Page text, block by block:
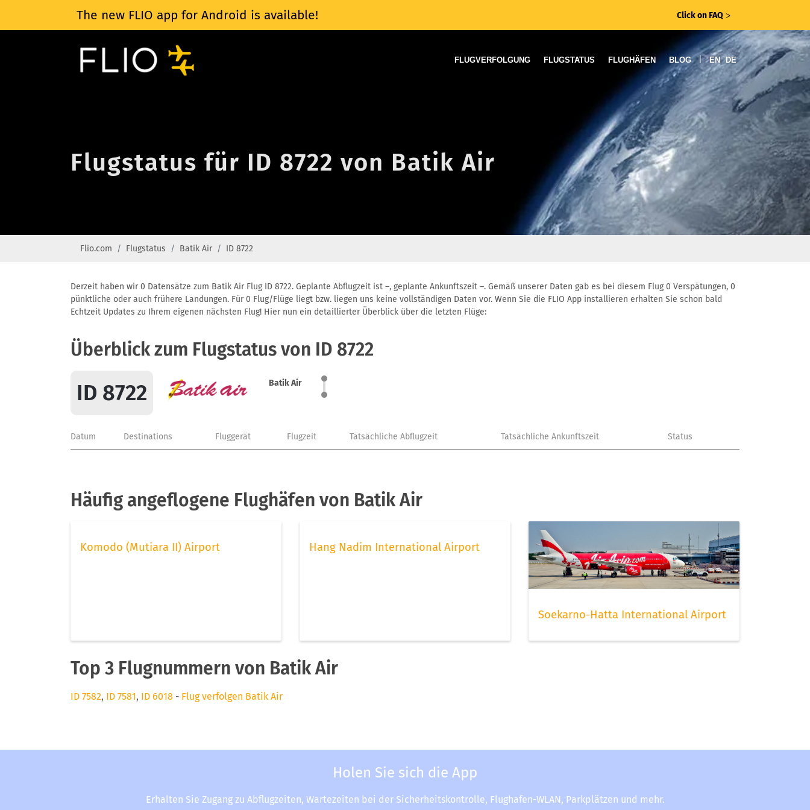
The new FLIO app for Android is available! Click on FAQ ᐳ
FLUGVERFOLGUNG FLUGSTATUS FLUGHÄFEN BLOG | EN DE
Flugstatus für ID 8722 von Batik Air
Flio.com Flugstatus Batik Air ID 8722
Derzeit haben wir 0 Datensätze zum Batik Air Flug ID 8722. Geplante Abflugzeit ist –, geplante Ankunftszeit –. Gemäß unserer Daten gab es bei diesem Flug 0 Verspätungen, 0
pünktliche oder auch frühere Landungen. Für 0 Flug/Flüge liegt bzw. liegen uns keine vollständigen Daten vor. Wenn Sie die FLIO App installieren erhalten Sie schon bald
Echtzeit Updates zu Ihrem eigenen nächsten Flug! Hier nun ein detaillierter Überblick über die letzten Flüge:
Überblick zum Flugstatus von ID 8722
ID 8722 Batik Air
Datum Destinations Fluggerät Flugzeit Tatsächliche Abflugzeit Tatsächliche Ankunftszeit Status
Häufig angeflogene Flughäfen von Batik Air
Komodo (Mutiara II) Airport Hang Nadim International Airport
Soekarno-Hatta International Airport
Top 3 Flugnummern von Batik Air
ID 7582, ID 7581, ID 6018 - Flug verfolgen Batik Air
Holen Sie sich die App
Erhalten Sie Zugang zu Abflugzeiten, Wartezeiten bei der Sicherheitskontrolle, Flughafen-WLAN, Parkplätzen und mehr.